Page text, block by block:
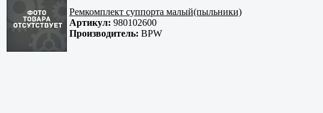
Ремкомплект суппорта малый(пыльники)
Артикул: 980102600
Производитель: BPW